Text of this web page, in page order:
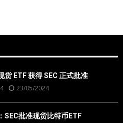
货 ETF 获得 SEC 正式批准
23/05/2024
SEC批准现货比特币ETF